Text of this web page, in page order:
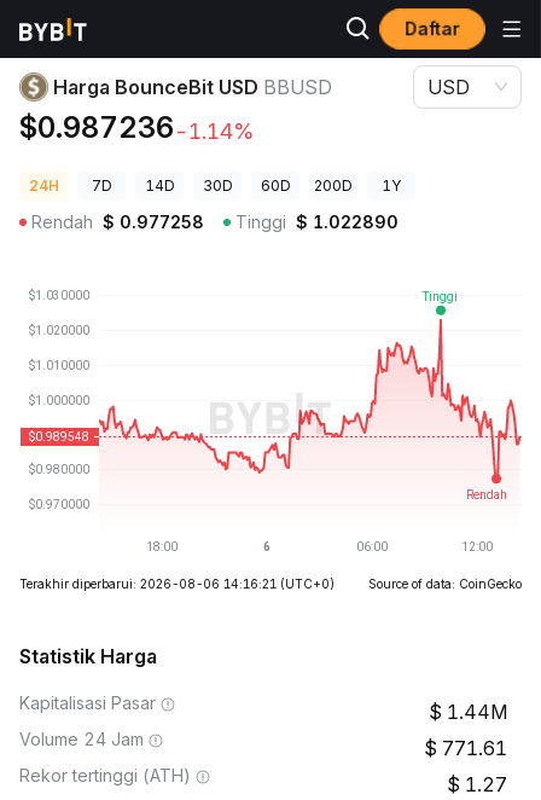
Daftar
Harga Kripto
Harga BounceBit USD BBUSD
$0.987236-1.14%
USD
24H 7D 14D 30D 60D 200D 1Y
Rendah $ 0.977258 Tinggi $ 1.022890
Terakhir diperbarui: 2026-08-06 14:16:21 (UTC+0) Source of data: CoinGecko
Statistik Harga
Kapitalisasi Pasar 1.44M
Volume 24 Jam 771.61
Rekor tertinggi (ATH) 1.27